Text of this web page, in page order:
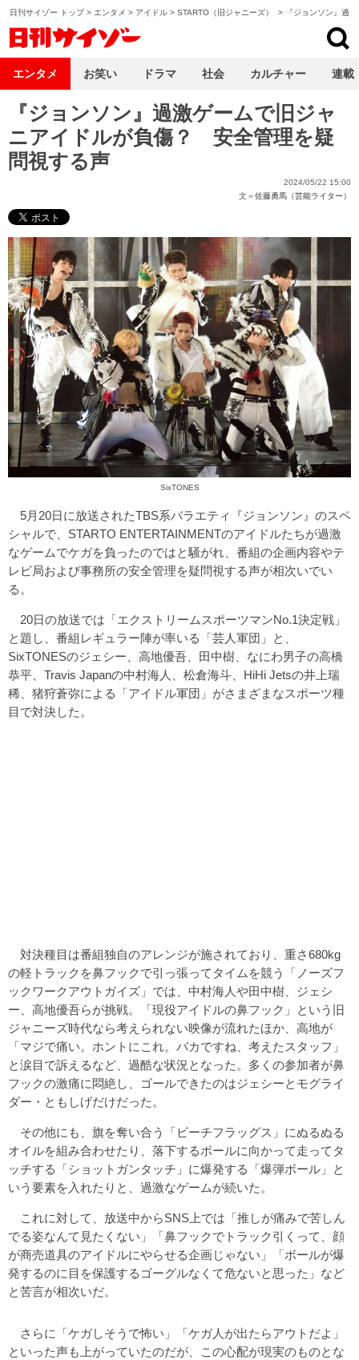
日刊サイゾー トップ> エンタメ > アイドル > STARTO（旧ジャニーズ） > 『ジョンソン』過
『ジョンソン』過激ゲームで旧ジャ
ニアイドルが負傷？ 安全管理を疑
問視する声
2024/05/22 15:00
文＝佐藤勇馬（芸能ライター）
SixTONES
5月20日に放送されたTBS系バラエティ『ジョンソン』のスペ
シャルで、STARTO ENTERTAINMENTのアイドルたちが過激
なゲームでケガを負ったのではと騒がれ、番組の企画内容やテ
レビ局および事務所の安全管理を疑問視する声が相次いでい
る。
20日の放送では「エクストリームスポーツマンNo.1決定戦」
と題し、番組レギュラー陣が率いる「芸人軍団」と、
SixTONESのジェシー、高地優吾、田中樹、なにわ男子の高橋
恭平、Travis Japanの中村海人、松倉海斗、HiHi Jetsの井上瑞
稀、猪狩蒼弥による「アイドル軍団」がさまざまなスポーツ種
目で対決した。
対決種目は番組独自のアレンジが施されており、重さ680kg
の軽トラックを鼻フックで引っ張ってタイムを競う「ノーズフ
ックワークアウトガイズ」では、中村海人や田中樹、ジェシ
ー、高地優吾らが挑戦。「現役アイドルの鼻フック」という旧
ジャニーズ時代なら考えられない映像が流れたほか、高地が
「マジで痛い。ホントにこれ。バカですね、考えたスタッフ」
と涙目で訴えるなど、過酷な状況となった。多くの参加者が鼻
フックの激痛に悶絶し、ゴールできたのはジェシーとモグライ
ダー・ともしげだけだった。
その他にも、旗を奪い合う「ビーチフラッグス」にぬるぬる
オイルを組み合わせたり、落下するボールに向かって走ってタ
ッチする「ショットガンタッチ」に爆発する「爆弾ボール」と
いう要素を入れたりと、過激なゲームが続いた。
これに対して、放送中からSNS上では「推しが痛みで苦しん
でる姿なんて見たくない」「鼻フックでトラック引くって、顔
が商売道具のアイドルにやらせる企画じゃない」「ボールが爆
発するのに目を保護するゴーグルなくて危ないと思った」など
と苦言が相次いだ。
さらに「ケガしそうで怖い」「ケガ人が出たらアウトだよ」
といった声も上がっていたのだが、この心配が現実のものとな
エンタメ お笑い ドラマ 社会 カルチャー 連載